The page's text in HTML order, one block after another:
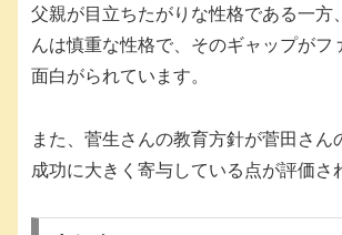
父親が目立ちたがりな性格である一方
んは慎重な性格で、そのギャップがフ
面白がられています。
また、菅生さんの教育方針が菅田さん
成功に大きく寄与している点が評価さ